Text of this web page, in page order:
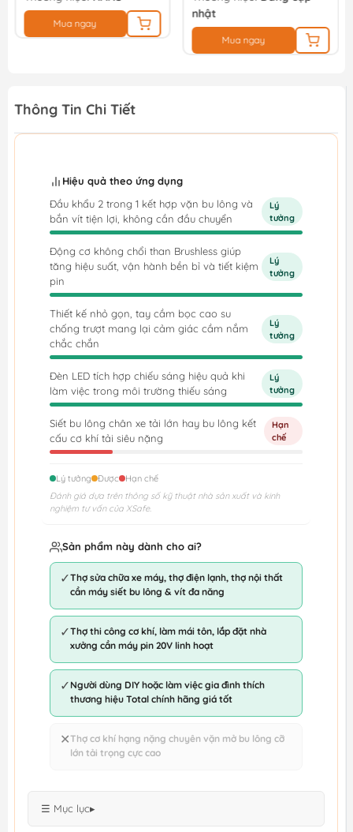
Mua ngay
nhật
Mua ngay
Thông Tin Chi Tiết
Hiệu quả theo ứng dụng
Đầu khẩu 2 trong 1 kết hợp vặn bu lông và
bắn vít tiện lợi, không cần đầu chuyển
Lý
tưởng
Động cơ không chổi than Brushless giúp
tăng hiệu suất, vận hành bền bỉ và tiết kiệm
pin
Lý
tưởng
Thiết kế nhỏ gọn, tay cầm bọc cao su
chống trượt mang lại cảm giác cầm nắm
chắc chắn
Lý
tưởng
Đèn LED tích hợp chiếu sáng hiệu quả khi
làm việc trong môi trường thiếu sáng
Lý
tưởng
Siết bu lông chân xe tải lớn hay bu lông kết
cấu cơ khí tải siêu nặng
Hạn
chế
Lý tưởng Được
Hạn chế
Đánh giá dựa trên thông số kỹ thuật nhà sản xuất và kinh
nghiệm tư vấn của XSafe.
Sản phẩm này dành cho ai?
✓Thợ sửa chữa xe máy, thợ điện lạnh, thợ nội thất
cần máy siết bu lông & vít đa năng
✓Thợ thi công cơ khí, làm mái tôn, lắp đặt nhà
xưởng cần máy pin 20V linh hoạt
✓ Người dùng DIY hoặc làm việc gia đình thích
thương hiệu Total chính hãng giá tốt
✕Thợ cơ khí hạng nặng chuyên vặn mở bu lông cỡ
lớn tải trọng cực cao
☰ Mục lục▸